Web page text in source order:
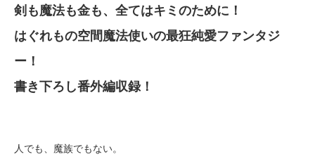
剣も魔法も金も、全てはキミのために！
はぐれもの空間魔法使いの最狂純愛ファンタジ
ー！
書き下ろし番外編収録！
人でも、魔族でもない。